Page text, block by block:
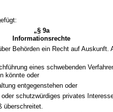
„§ 9a
Informationsrechte
Behörden ein Recht auf Auskunft.
eines schwebenden
könnte oder
entgegenstehen oder
schutzwürdiges privates
überschreitet.